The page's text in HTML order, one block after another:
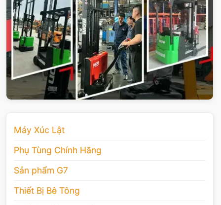
Máy Xúc Lật
Phụ Tùng Chính Hãng
Sản phẩm G7
Thiết Bị Bê Tông